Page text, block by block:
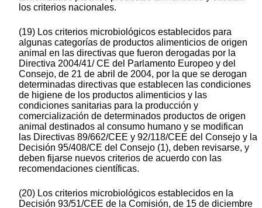
los criterios nacionales.
(19) Los criterios microbiológicos establecidos para
algunas categorías de productos alimenticios de origen
animal en las directivas que fueron derogadas por la
Directiva 2004/41/ CE del Parlamento Europeo y del
Consejo, de 21 de abril de 2004, por la que se derogan
determinadas directivas que establecen las condiciones
de higiene de los productos alimenticios y las
condiciones sanitarias para la producción y
comercialización de determinados productos de origen
animal destinados al consumo humano y se modifican
las Directivas 89/662/CEE y 92/118/CEE del Consejo y la
Decisión 95/408/CE del Consejo (1), deben revisarse, y
deben fijarse nuevos criterios de acuerdo con las
recomendaciones científicas.
(20) Los criterios microbiológicos establecidos en la
Decisión 93/51/CEE de la Comisión, de 15 de diciembre